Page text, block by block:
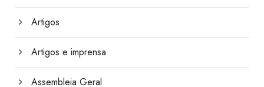
Artigos
Artigos e imprensa
Assembleia Geral